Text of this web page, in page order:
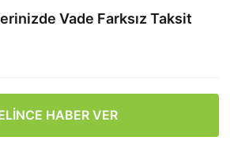
Vade Farksız Taksit
HABER VER